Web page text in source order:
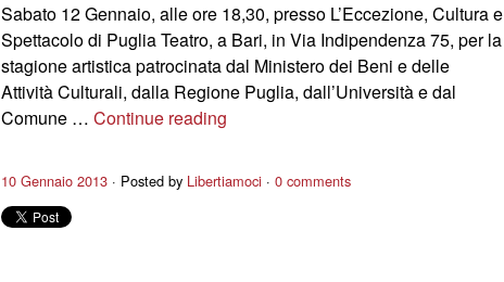
Sabato 12 Gennaio, alle ore 18,30, presso L’Eccezione, Cultura e
Spettacolo di Puglia Teatro, a Bari, in Via Indipendenza 75, per la
stagione artistica patrocinata dal Ministero dei Beni e delle
Attività Culturali, dalla Regione Puglia, dall’Università e dal
Comune …Continue reading
10 Gennaio 2013 Posted by Libertiamoci 0 comments